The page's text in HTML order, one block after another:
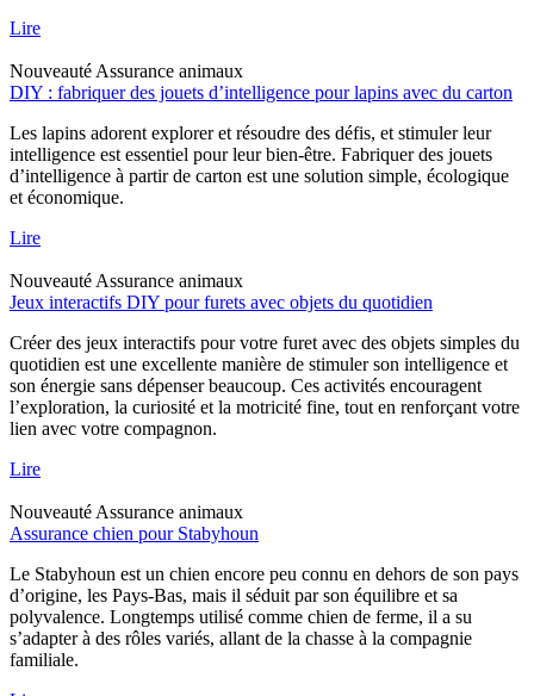
Lire
Nouveauté Assurance animaux
DIY : fabriquer des jouets d’intelligence pour lapins avec du carton
Les lapins adorent explorer et résoudre des défis, et stimuler leur
intelligence est essentiel pour leur bien-être. Fabriquer des jouets
d’intelligence à partir de carton est une solution simple, écologique
et économique.
Lire
Nouveauté Assurance animaux
Jeux interactifs DIY pour furets avec objets du quotidien
Créer des jeux interactifs pour votre furet avec des objets simples du
quotidien est une excellente manière de stimuler son intelligence et
son énergie sans dépenser beaucoup. Ces activités encouragent
l’exploration, la curiosité et la motricité fine, tout en renforçant votre
lien avec votre compagnon.
Lire
Nouveauté Assurance animaux
Assurance chien pour Stabyhoun
Le Stabyhoun est un chien encore peu connu en dehors de son pays
d’origine, les Pays-Bas, mais il séduit par son équilibre et sa
polyvalence. Longtemps utilisé comme chien de ferme, il a su
s’adapter à des rôles variés, allant de la chasse à la compagnie
familiale.